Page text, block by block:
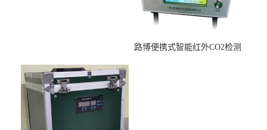
路博便携式智能红外CO2检测